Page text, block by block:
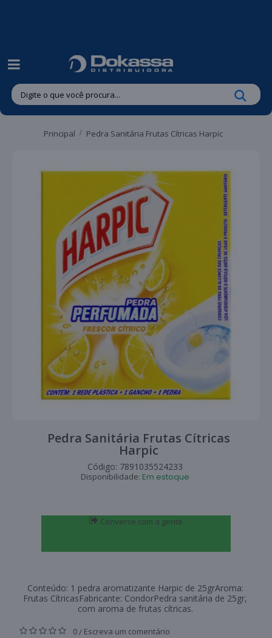
Principal Pedra Sanitária Frutas Cítricas Harpic
Pedra Sanitária Frutas Cítricas
Harpic
Código: 7891035524233
Disponibilidade: Em estoque
Converse com a gente
Conteúdo: 1 pedra aromatizante Harpic de 25grAroma:
Frutas CítricasFabricante: CondorPedra sanitária de 25gr,
com aroma de frutas cítricas.
0 / Escreva um comentário